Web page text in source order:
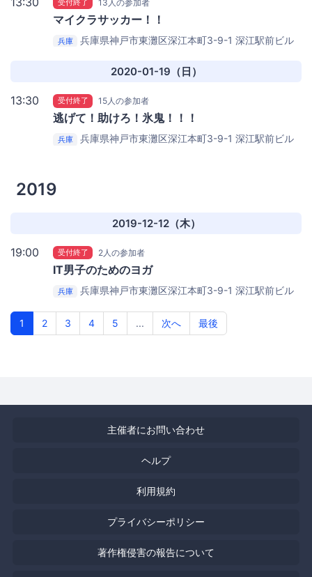
受付終了 13人の参加者
マイクラサッカー！！
兵庫
兵庫県神戸市東灘区深江本町3-9-1 深江駅前ビル
2020-01-19（日）
13:30 受付終了 15人の参加者
逃げて！助けろ！氷鬼！！！
兵庫
兵庫県神戸市東灘区深江本町3-9-1 深江駅前ビル
2019
2019-12-12（木）
19:00 受付終了 2人の参加者
IT男子のためのヨガ
兵庫
兵庫県神戸市東灘区深江本町3-9-1 深江駅前ビル
1
2 3 4 5 ... 次へ 最後
主催者にお問い合わせ
ヘルプ
利用規約
プライバシーポリシー
著作権侵害の報告について